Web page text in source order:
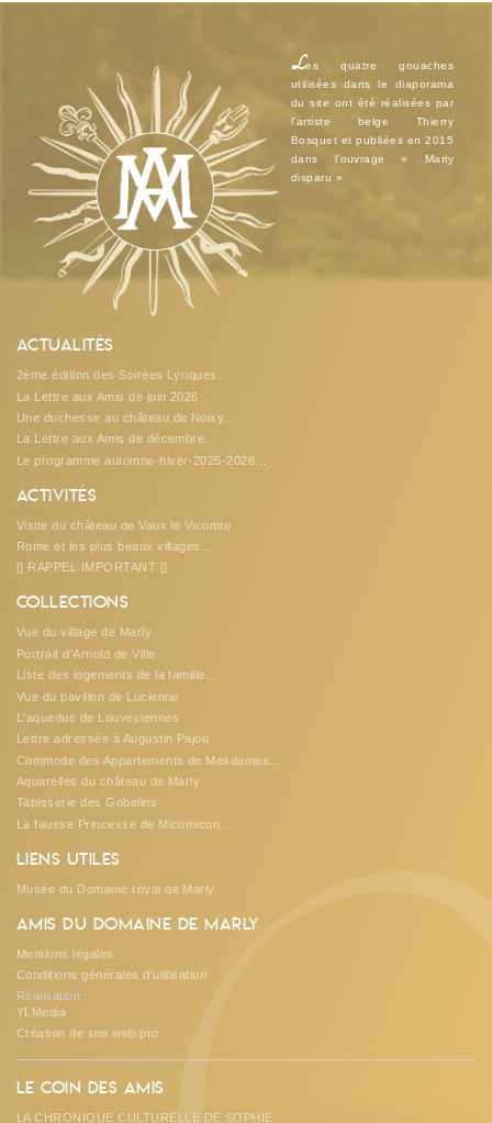
Les quatre gouaches
utilisées dans le diaporama
du site ont été réalisées par
l’artiste belge Thierry
Bosquet et publiées en 2015
dans l’ouvrage « Marly
disparu »
Actualités
2ème édition des Soirées Lyriques...
La Lettre aux Amis de juin 2026...
Une duchesse au château de Noisy...
La Lettre aux Amis de décembre...
Le programme automne-hiver-2025-2026...
Activités
Visite du château de Vaux le Vicomte
Rome et les plus beaux villages...
[] RAPPEL IMPORTANT []
Collections
Vue du village de Marly
Portrait d'Arnold de Ville
Liste des logements de la famille...
Vue du pavillon de Lucienne
L'aqueduc de Louveciennes
Lettre adressée à Augustin Pajou
Commode des Appartements de Mesdames...
Aquarelles du château de Marly
Tapisserie des Gobelins
La fausse Princesse de Micomicon...
Liens utiles
Musée du Domaine royal de Marly
Amis du Domaine de Marly
Mentions légales
Conditions générales d'utilisation
Réalisation :
YLMedia
Création de site web pro
Le coin des amis
LA CHRONIQUE CULTURELLE DE SOPHIE